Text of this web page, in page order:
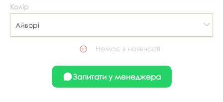
Колір
Айворі
Немає в наявності
Запитати у менеджера